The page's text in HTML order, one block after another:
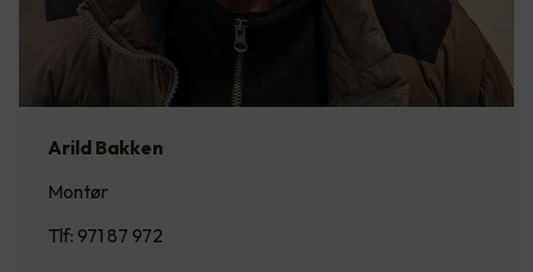
Arild Bakken
Montør
Tlf: 971 87 972